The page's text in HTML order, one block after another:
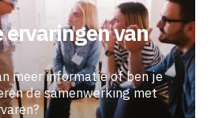
ervaringen van
meer informatie of ben je
de samenwerking met